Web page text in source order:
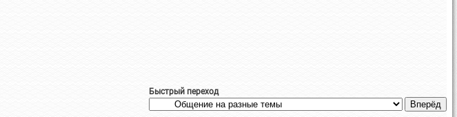
Быстрый переход